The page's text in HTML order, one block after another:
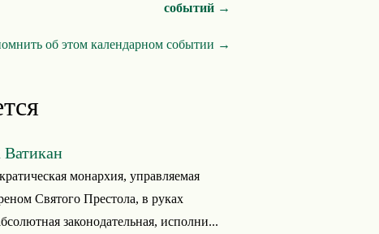
событий →
об этом календарном событии →
Ватикан
монархия, управляемая
Святого Престола, в руках
законодательная, исполни...